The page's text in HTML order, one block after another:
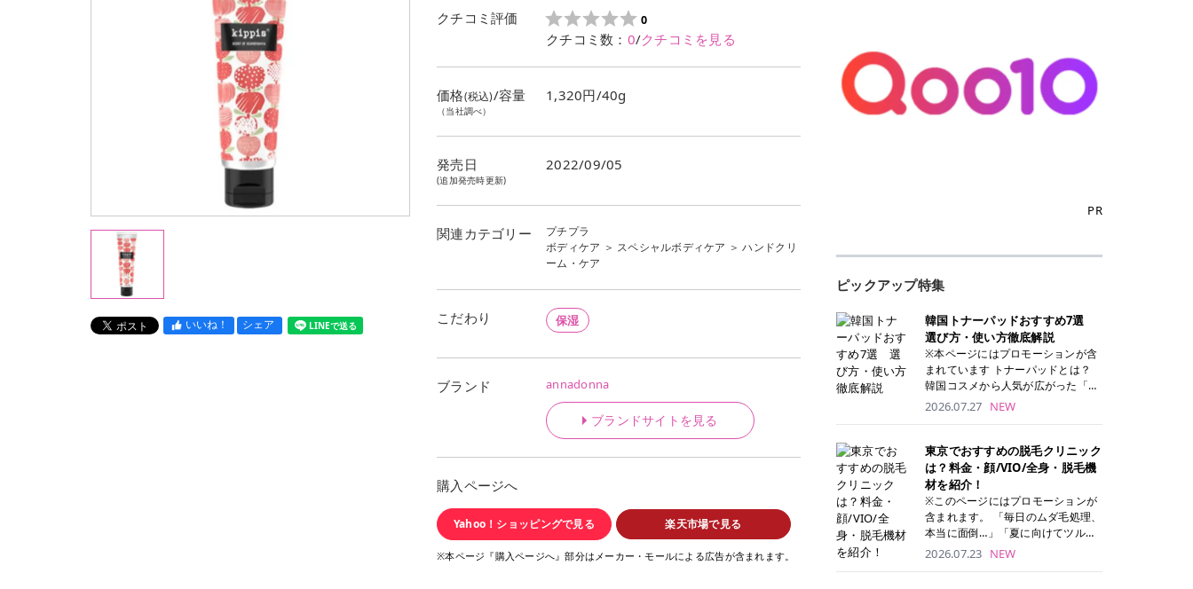
いいね！ シェア LINEで送る
クチコミ評価 0
クチコミ数： 0/クチコミを見る
価格(税込)/容量
（当社調べ）
1,320円/40g
発売日
(追加発売時更新)
2022/09/05
関連カテゴリー
プチプラ
ボディケア ＞ スペシャルボディケア ＞ハンドクリ
ーム・ケア
こだわり 保湿
ブランド annadonna
ブランドサイトを見る
購入ページへ
Yahoo！ショッピングで見る 楽天市場で見る
※本ページ『購入ページへ』部分はメーカー・モールによる広告が含まれます。
PR
ピックアップ特集
韓国トナーパッドおすすめ7選
選び方・使い方徹底解説
※本ページにはプロモーションが含
まれています トナーパッドとは？
韓国コスメから人気が広がった「ト
ナーパッド」は、化粧水や美容液を
トナーパッドは洗顔後に肌をやさし
く拭き取ることで、古い角質や余分
な皮脂汚れをオフしながら、うるお
いを与えられるのが特徴✨ さらに、
気になる部分には数分のせて部分用
パックとしても使用できるため、1
両方を叶えられます。 韓国コスメブ
ランドを中心に人気を集めていまし
2026.07.27 NEW
東京でおすすめの脱毛クリニック
は？料金・顔/VIO/全身・脱毛機
材を紹介！
※このページにはプロモーションが
含まれます。 「毎日のムダ毛処理、
本当に面倒…」「夏に向けてツルツ
ル肌になりたい！」 そう思って東京
2026.07.23 NEW